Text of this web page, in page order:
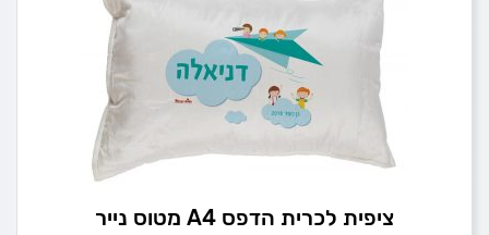
ציפית לכרית הדפס A4 מטוס נייר